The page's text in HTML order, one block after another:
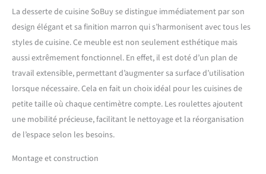
MODULABLE] Cette desserte
de cuisine est équipée de 2
tiroirs coulissants, de
placards à double porte, et
d’étagères réglables, offrant
un grand espace de
rangement cuisine pour vos
ustensiles, provisions ou
produits de nettoyage : une
solution parfaite pour une
La desserte de cuisine SoBuy se distingue immédiatement par son
design élégant et sa finition marron qui s’harmonisent avec tous les
styles de cuisine. Ce meuble est non seulement esthétique mais
aussi extrêmement fonctionnel. En effet, il est doté d’un plan de
travail extensible, permettant d’augmenter sa surface d’utilisation
lorsque nécessaire. Cela en fait un choix idéal pour les cuisines de
petite taille où chaque centimètre compte. Les roulettes ajoutent
une mobilité précieuse, facilitant le nettoyage et la réorganisation
de l’espace selon les besoins.
Montage et construction